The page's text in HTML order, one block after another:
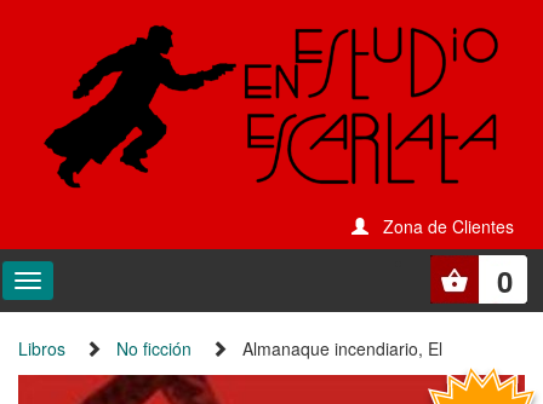
Zona de Clientes
0
Libros No ficción Almanaque incendiario, El